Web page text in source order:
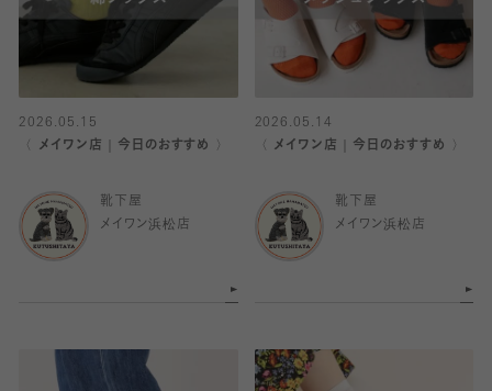
2026.05.15
〈 メイワン店｜今日のおすすめ 〉
靴下屋
メイワン浜松店
2026.05.14
〈 メイワン店｜今日のおすすめ 〉
靴下屋
メイワン浜松店